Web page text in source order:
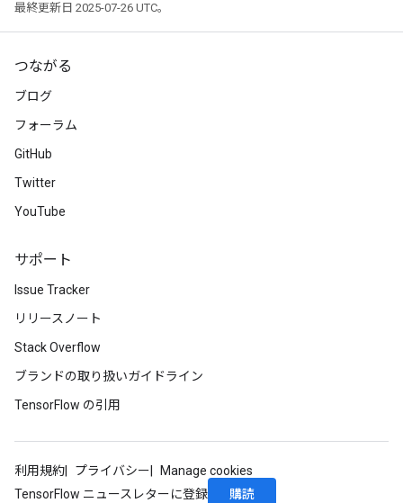
最終更新日 2025-07-26 UTC。
つながる
ブログ
フォーラム
GitHub
Twitter
YouTube
サポート
Issue Tracker
リリースノート
Stack Overflow
ブランドの取り扱いガイドライン
TensorFlow の引用
利用規約 プライバシー
Manage cookies
TensorFlow ニュースレターに登録
購読